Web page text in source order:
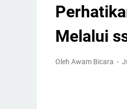
Melalui
Oleh Awam Bicara